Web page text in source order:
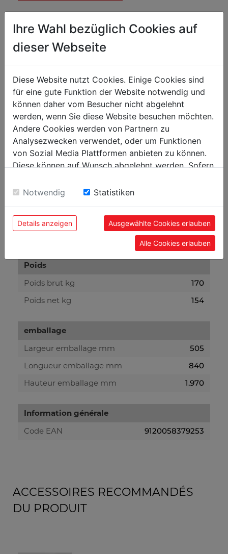
Données techniques
dimensions
Hauteur table mm
843
2592 x 458 x 1830
Poids
Poids brut kg
170
Poids net kg
154
emballage
Largeur emballage mm
505
Longueur emballage mm
840
Hauteur emballage mm
1.970
Information générale
Code EAN
9120058379253
ACCESSOIRES RECOMMANDÉS
DU PRODUIT
Ihre Wahl bezüglich Cookies auf
dieser Webseite
Diese Website nutzt Cookies. Einige Cookies sind
für eine gute Funktion der Website notwendig und
können daher vom Besucher nicht abgelehnt
werden, wenn Sie diese Website besuchen möchten.
Andere Cookies werden von Partnern zu
Analysezwecken verwendet, oder um Funktionen
von Sozial Media Plattformen anbieten zu können.
Diese können auf Wunsch abgelehnt werden. Sofern
Einwilligung zu unseren Cookies.
Notwendig Statistiken
Details anzeigen Ausgewählte Cookies erlauben
Alle Cookies erlauben